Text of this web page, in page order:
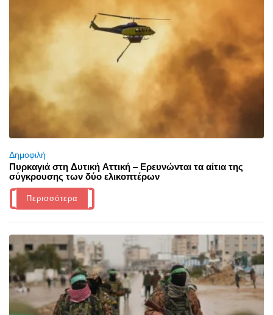
Δημοφιλή
Πυρκαγιά στη Δυτική Αττική – Ερευνώνται τα αίτια της
σύγκρουσης των δύο ελικοπτέρων
Περισσότερα